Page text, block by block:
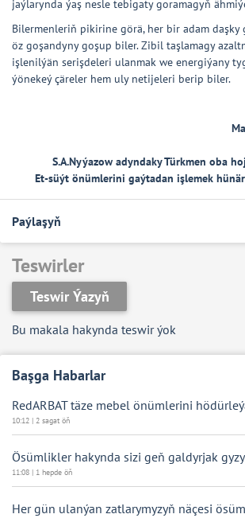
jaýlarynda ýaş nesle tebigaty goramagyň
Bilermenleriň pikirine görä, her bir adam daşky
öz goşandyny goşup biler. Zibil taşlamagy
işlenilýän serişdeleri ulanmak we energiýany
ýönekeý çäreler hem uly netijeleri berip biler.
S.A.Nyýazow adyndaky Türkmen oba
Et-süýt önümlerini gaýtadan işlemek
Paýlaşyň
Başga Habarlar
RedARBAT täze mebel önümlerini
10:12 | 2 sagat öň
Ösümlikler hakynda sizi geň galdyrjak
11:08 | 1 hepde öň
Her gün ulanýan zatlarymyzyň näçesi
Teswirler
Teswir Ýazyň
Bu makala hakynda teswir ýok